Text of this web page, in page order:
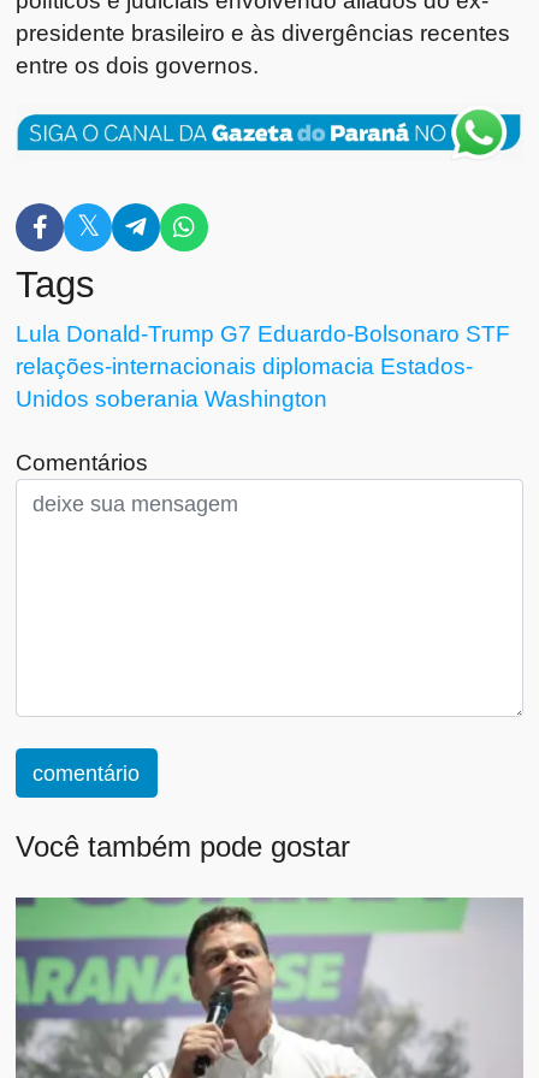
presidente brasileiro e às divergências recentes
entre os dois governos.
Tags
Lula Donald-Trump G7 Eduardo-Bolsonaro STF
relações-internacionais diplomacia Estados-
Unidos soberania Washington
Comentários
comentário
Você também pode gostar